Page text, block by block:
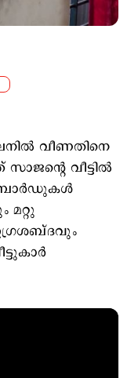
വീണതിനെ
വീട്ടിൽ
ബോര്‍ഡുകള്‍
മറ്റു